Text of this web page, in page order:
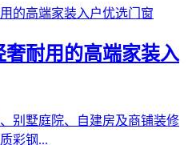
奢耐用的高端家装入
别墅庭院、自建房及商铺装修
彩钢...